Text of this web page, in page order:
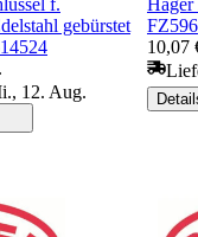
gebürstet
12. Aug.
FZ596
10,07